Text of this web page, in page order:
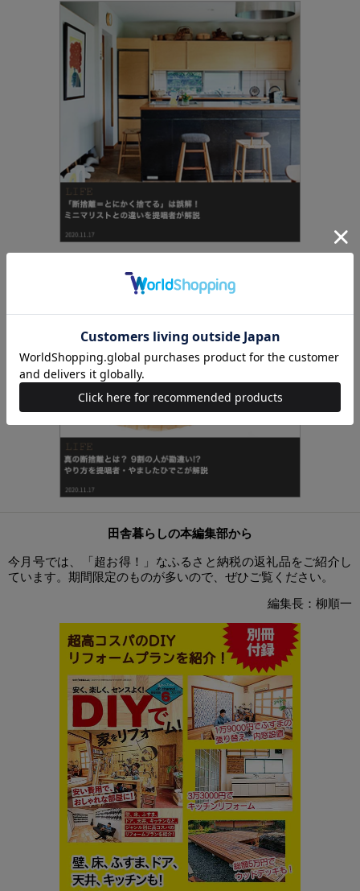
田舎暮らしの本編集部から
今月号では、「超お得！」なふるさと納税の返礼品をご紹介し
ています。期間限定のものが多いので、ぜひご覧ください。
編集長：柳順一